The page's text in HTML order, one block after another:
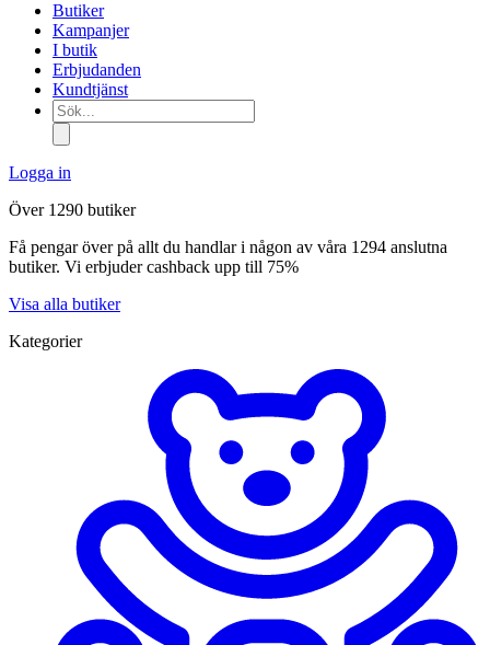
Butiker
Kampanjer
I butik
Erbjudanden
Kundtjänst
Sök...
Logga in
Över 1290 butiker
Få pengar över på allt du handlar i någon av våra 1294 anslutna
butiker. Vi erbjuder cashback upp till 75%
Visa alla butiker
Kategorier